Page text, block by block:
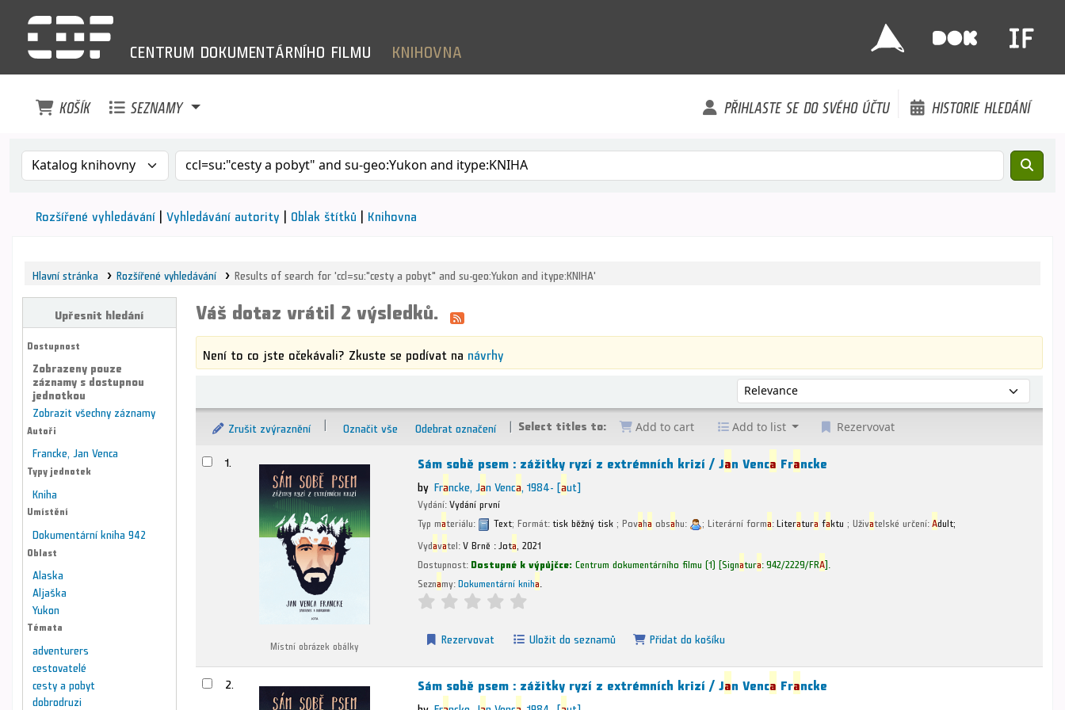
KOŠÍK SEZNAMY PŘIHLASTE SE DO SVÉHO ÚČTU HISTORIE HLEDÁNÍ
CENTRUM DOKUMENTÁRNÍHO FILMU KNIHOVNA
Search the catalog by: Vyhledávání v katalogu podle klíčových slov
Rozšířené vyhledávání Vyhledávání autority Oblak štítků Knihovna
Hlavní stránka Rozšířené vyhledávání Results of search for 'ccl=su:"cesty a pobyt" and su-geo:Yukon and itype:KNIHA'
Upřesnit hledání
Dostupnost
Zobrazeny pouze
záznamy s dostupnou
jednotkou
Zobrazit všechny záznamy
Autoři
Francke, Jan Venca
Typy jednotek
Kniha
Umístění
Dokumentární kniha 942
Oblast
Alaska
Aljaška
Yukon
Témata
adventurers
cestovatelé
cesty a pobyt
dobrodruzi
Váš dotaz vrátil 2 výsledků.
Není to co jste očekávali? Zkuste se podívat na návrhy
Řadit podle:
Zrušit zvýraznění
Označit vše Odebrat označení Select titles to: Add to cart Add to list Rezervovat
Výsledky
1.
Místní obrázek obálky
Sám sobě psem : zážitky ryzí z extrémních krizí /Jan Venca Francke
by Francke, Jan Venca, 1984-[aut]
Vydání:Vydání první
Typ materiálu: Text; Formát:tisk běžný tisk ; Povaha obsahu: ; Literární forma:Literatura faktu ; Uživatelské určení:Adult;
Vydavatel:V Brně : Jota 2021
Dostupnost:Dostupné k výpůjčce:Centrum dokumentárního filmu (1) Signatura:942/2229/FRA
Seznamy:Dokumentární kniha
Rezervovat Uložit do seznamů Přidat do košíku
2. Sám sobě psem : zážitky ryzí z extrémních krizí /Jan Venca Francke